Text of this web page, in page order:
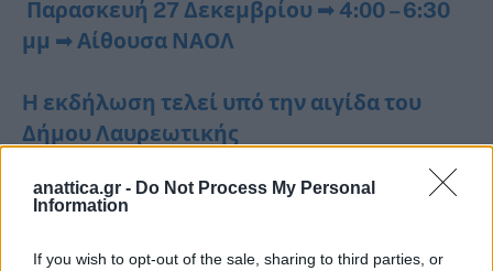
anattica.gr - Do Not Process My Personal
Information
If you wish to opt-out of the sale, sharing to third parties, or
Παρασκευή 27 Δεκεμβρίου ➟ 4:00 – 6:30
μμ ➟ Αίθουσα ΝΑΟΛ
H εκδήλωση τελεί υπό την αιγίδα του
Δήμου Λαυρεωτικής